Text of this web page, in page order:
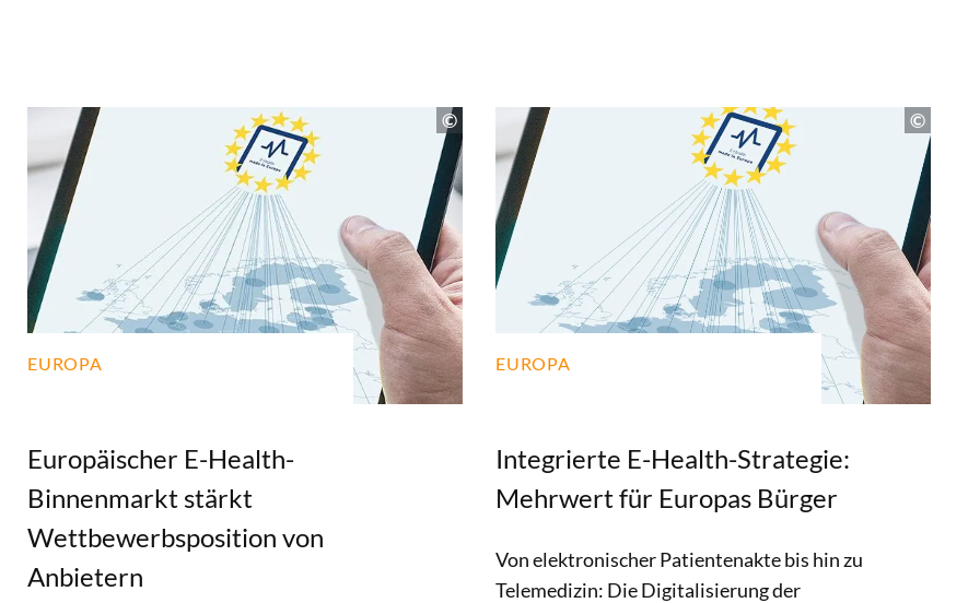
EUROPA
Europäischer E-Health-
Binnenmarkt stärkt
Wettbewerbsposition von
Anbietern
EUROPA
Integrierte E-Health-Strategie:
Mehrwert für Europas Bürger
Von elektronischer Patientenakte bis hin zu
Telemedizin: Die Digitalisierung der